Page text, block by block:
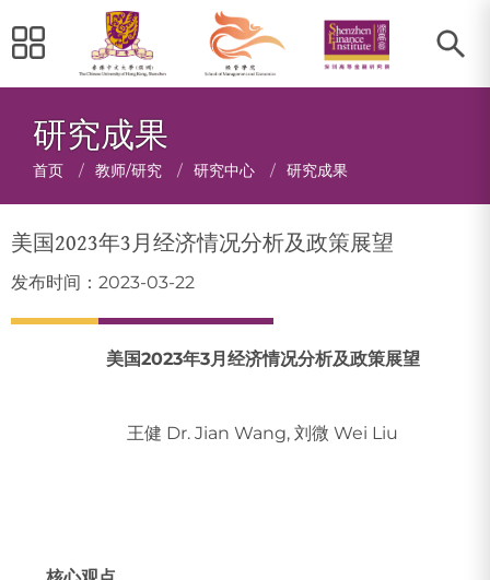
研究成果
面
包
屑
首页 / 教师/研究 / 研究中心 / 研究成果
美国2023年3月经济情况分析及政策展望
发布时间：2023-03-22
美国2023年3月经济情况分析及政策展望
王健 Dr. Jian Wang, 刘微 Wei Liu